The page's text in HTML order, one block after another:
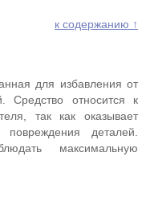
к содержанию ↑
для избавления от
Средство относится к
так как оказывает
деталей.
максимальную